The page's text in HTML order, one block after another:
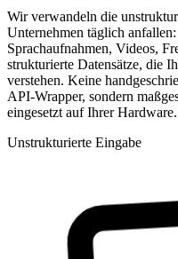
Wir verwandeln die
Unternehmen täglich
Sprachaufnahmen, Videos,
strukturierte Datensätze, die
verstehen. Keine
API-Wrapper, sondern
eingesetzt auf Ihrer Hardware.
Unstrukturierte Eingabe